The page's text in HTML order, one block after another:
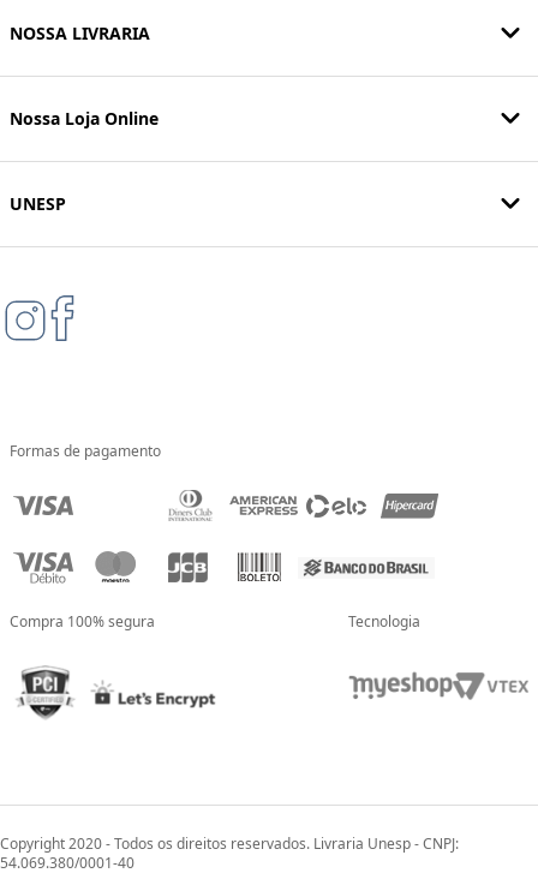
NOSSA LIVRARIA
Nossa Loja Online
UNESP
Formas de pagamento
Compra 100% segura Tecnologia
Copyright 2020 - Todos os direitos reservados. Livraria Unesp - CNPJ:
54.069.380/0001-40